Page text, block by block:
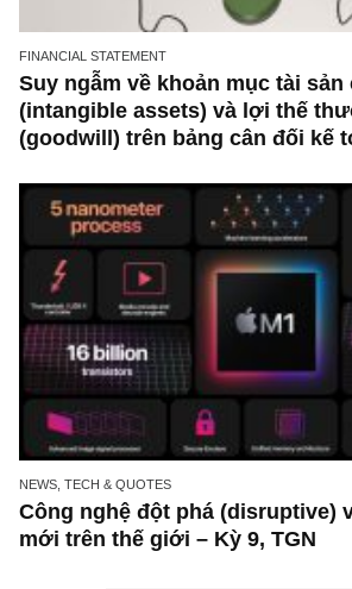
FINANCIAL STATEMENT
Suy ngẫm về khoản mục tài
(goodwill) trên bảng cân đối